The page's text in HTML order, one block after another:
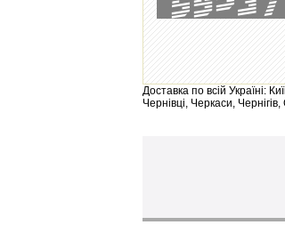
Доставка по всій Україні:
Чернівці, Черкаси,